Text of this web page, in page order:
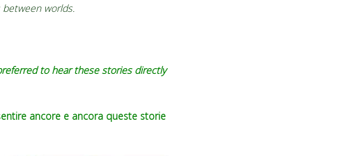
worlds.
to hear these stories directly
ancore e ancora queste storie